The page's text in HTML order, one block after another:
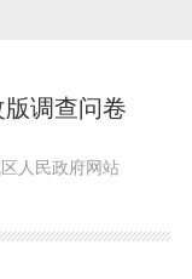
调查问卷
人民政府网站